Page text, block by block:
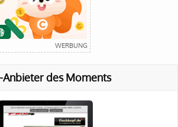
Anbieter des Moments